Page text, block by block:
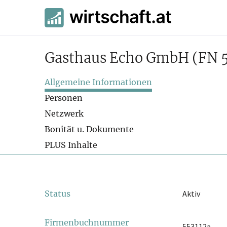
Gasthaus Echo GmbH (FN
Allgemeine Informationen
Personen
Netzwerk
Bonität u. Dokumente
PLUS Inhalte
Status Aktiv
Firmenbuchnummer